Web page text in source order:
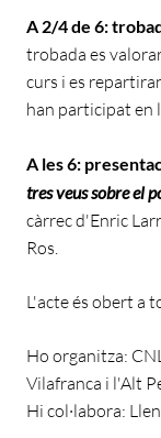
A 2/4 de 6:
trobada es
curs i es
han participat en
A les 6:
tres veus sobre el
càrrec d'Enric
Ros.
L'acte és obert a
Ho organitza:
Vilafranca i l'Alt
Hi col·labora: